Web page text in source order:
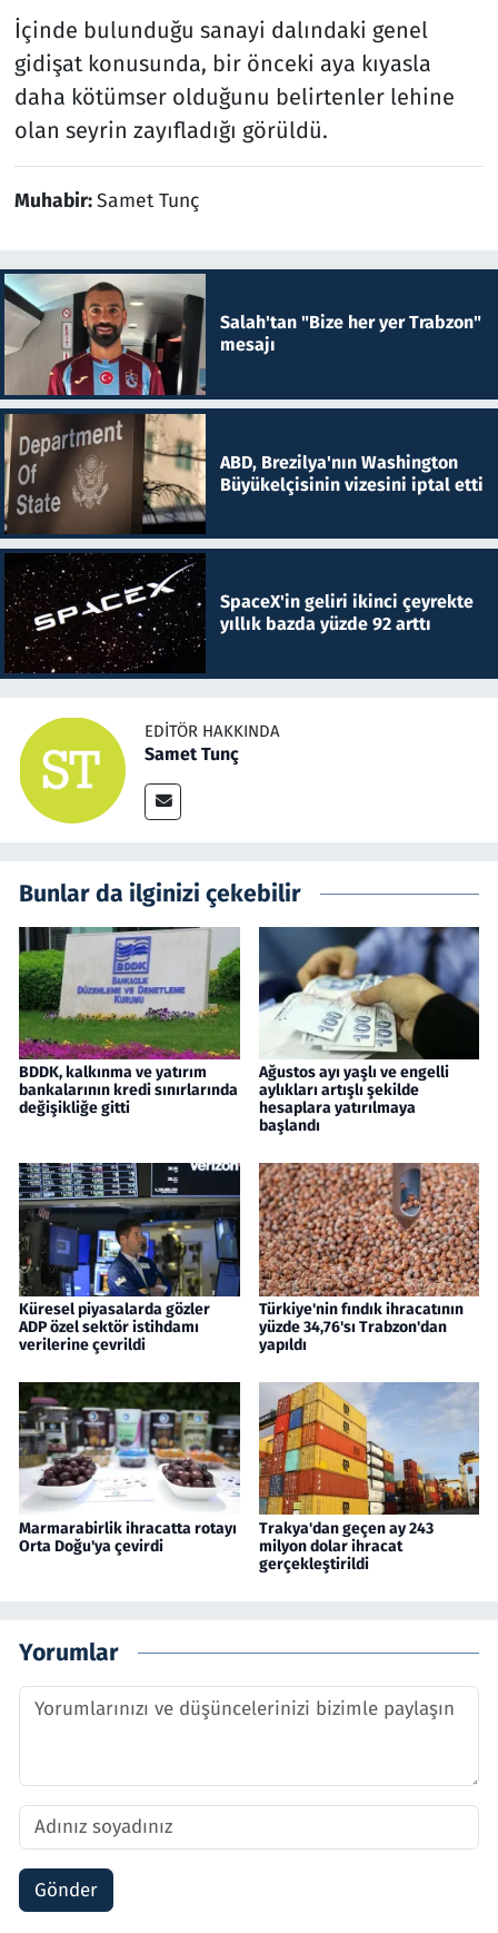
İçinde bulunduğu sanayi dalındaki genel
gidişat konusunda, bir önceki aya kıyasla
daha kötümser olduğunu belirtenler lehine
olan seyrin zayıfladığı görüldü.
Muhabir:Samet Tunç
Salah'tan "Bize her yer Trabzon"
mesajı
ABD, Brezilya'nın Washington
Büyükelçisinin vizesini iptal etti
SpaceX'in geliri ikinci çeyrekte
yıllık bazda yüzde 92 arttı
EDITÖR HAKKINDA
Samet Tunç
Bunlar da ilginizi çekebilir
BDDK, kalkınma ve yatırım
bankalarının kredi sınırlarında
değişikliğe gitti
Ağustos ayı yaşlı ve engelli
aylıkları artışlı şekilde
hesaplara yatırılmaya
başlandı
Küresel piyasalarda gözler
ADP özel sektör istihdamı
verilerine çevrildi
Türkiye'nin fındık ihracatının
yüzde 34,76'sı Trabzon'dan
yapıldı
Marmarabirlik ihracatta rotayı
Orta Doğu'ya çevirdi
Trakya'dan geçen ay 243
milyon dolar ihracat
gerçekleştirildi
Yorumlar
Gönder